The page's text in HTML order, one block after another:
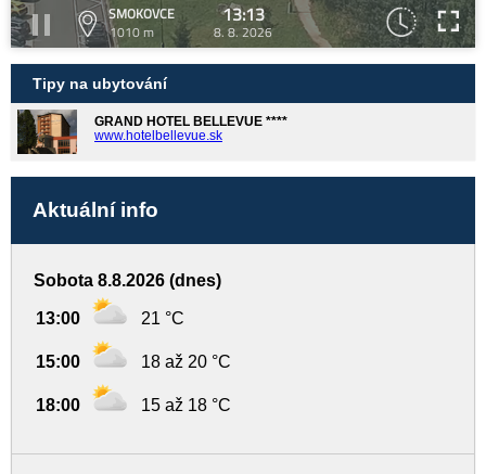
SMOKOVCE
1010 m
13:13
8. 8. 2026
Tipy na ubytování
GRAND HOTEL BELLEVUE ****
www.hotelbellevue.sk
Aktuální info
Sobota 8.8.2026 (dnes)
13:00 21 °C
15:00 18 až 20 °C
18:00 15 až 18 °C